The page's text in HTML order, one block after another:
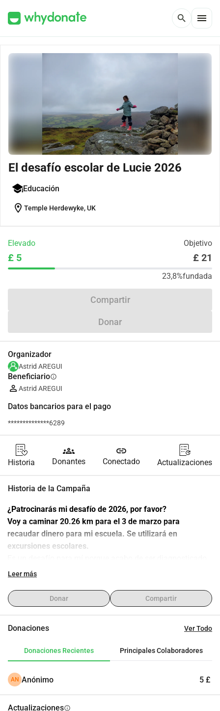
search menu
El desafío escolar de Lucie 2026
Educación
location_on Temple Herdewyke, UK
Elevado Objetivo
£ 5 £ 21
23,8%fundada
Compartir
Donar
Organizador
Astrid AREGUI
Beneficiarioinfo
Astrid AREGUI
Datos bancarios para el pago
**************6289
Historia
groups
Donantes
link
Conectado Actualizaciones
Historia de la Campaña
¿Patrocinarás mi desafío de 2026, por favor?
Voy a caminar 20.26 km para el 3 de marzo para
recaudar dinero para mi escuela. Se utilizará en
excursiones escolares.
con diabetes tipo 1 y estoy aprendiendo cómo caminar
sangre, y cómo manejar eso para poder seguir adelante.
Mi objetivo es £20.26, ¡y mamá lo duplicará si lo alcanzo!
Gracias.
Leer más
Donar Compartir
Donaciones Ver Todo
Donaciones Recientes Principales Colaboradores
AN Anónimo 5 £
Actualizacionesinfo